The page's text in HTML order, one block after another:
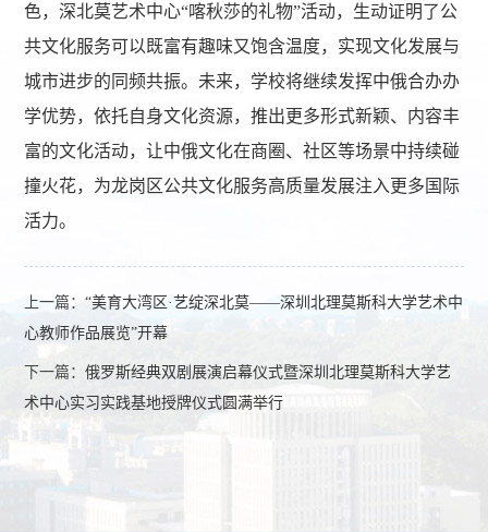
色，深北莫艺术中心“喀秋莎的礼物”活动，生动证明了公
共文化服务可以既富有趣味又饱含温度，实现文化发展与
城市进步的同频共振。未来，学校将继续发挥中俄合办办
学优势，依托自身文化资源，推出更多形式新颖、内容丰
富的文化活动，让中俄文化在商圈、社区等场景中持续碰
撞火花，为龙岗区公共文化服务高质量发展注入更多国际
活力。
上一篇：“美育大湾区·艺绽深北莫——深圳北理莫斯科大学艺术中
心教师作品展览”开幕
下一篇：俄罗斯经典双剧展演启幕仪式暨深圳北理莫斯科大学艺
术中心实习实践基地授牌仪式圆满举行